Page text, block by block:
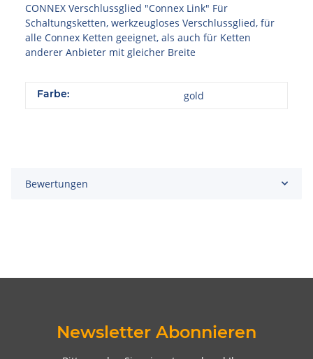
CONNEX Verschlussglied "Connex Link" Für
Schaltungsketten, werkzeugloses Verschlussglied, für
alle Connex Ketten geeignet, als auch für Ketten
anderer Anbieter mit gleicher Breite
Farbe: gold
Bewertungen
Newsletter Abonnieren